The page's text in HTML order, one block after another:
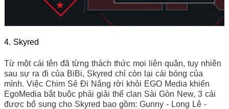
4. Skyred
Từ một cái tên đã từng thách thức mọi liên quân, tuy nhiên
sau sự ra đi của BiBi, Skyred chỉ còn lại cái bóng của
mình. Việc Chim Sẻ Đi Nắng rời khỏi EGO Media khiến
EgoMedia bắt buộc phải giải thể clan Sài Gòn New, 3 cái
được bổ sung cho Skyred bao gồm: Gunny - Long Lê -